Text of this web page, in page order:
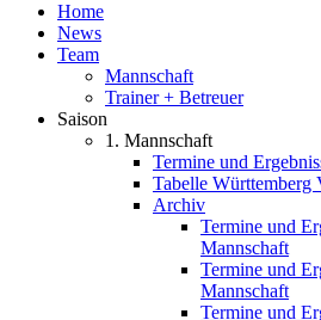
Home
News
Team
Mannschaft
Trainer + Betreuer
Saison
1. Mannschaft
Termine und
Tabelle Württemberg
Archiv
Termine und
Mannschaft
Termine und
Mannschaft
Termine und